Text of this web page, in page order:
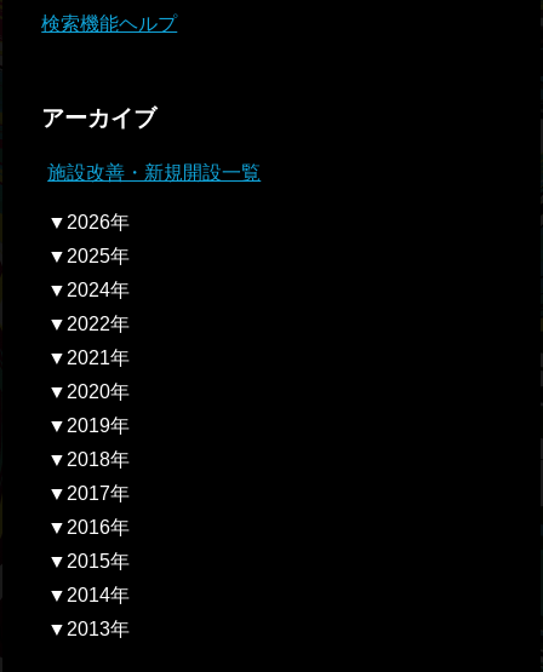
検索機能ヘルプ
アーカイブ
施設改善・新規開設一覧
▼2026年
▼2025年
▼2024年
▼2022年
▼2021年
▼2020年
▼2019年
▼2018年
▼2017年
▼2016年
▼2015年
▼2014年
▼2013年